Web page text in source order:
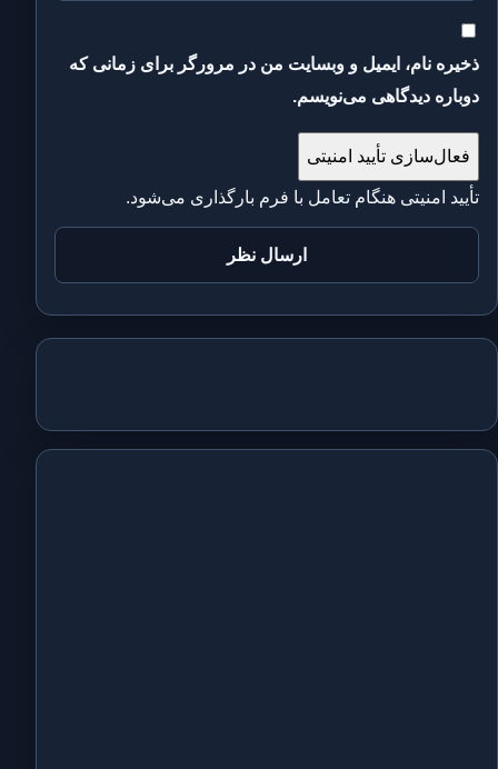
ذخیره نام، ایمیل و وبسایت من در مرورگر برای زمانی که
دوباره دیدگاهی می‌نویسم.
فعال‌سازی تأیید امنیتی
تأیید امنیتی هنگام تعامل با فرم بارگذاری می‌شود.